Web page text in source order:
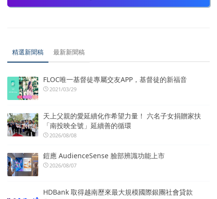
精選新聞稿 最新新聞稿
FLOC唯一基督徒專屬交友APP，基督徒的新福音
2021/03/29
天上父親的愛延續化作希望力量！ 六名子女捐贈家扶
「南投映全號」延續善的循環
2026/08/08
鎧應 AudienceSense 臉部辨識功能上市
2026/08/07
HDBank 取得越南歷來最大規模國際銀團社會貸款